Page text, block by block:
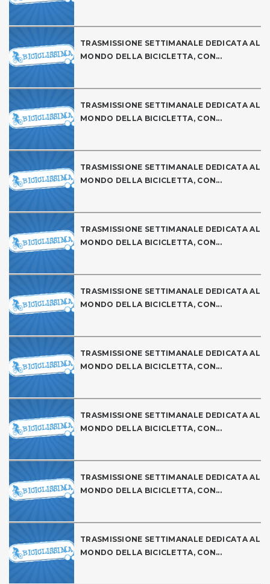
TRASMISSIONE SETTIMANALE DEDICATA AL
MONDO DELLA BICICLETTA, CON...
TRASMISSIONE SETTIMANALE DEDICATA AL
MONDO DELLA BICICLETTA, CON...
TRASMISSIONE SETTIMANALE DEDICATA AL
MONDO DELLA BICICLETTA, CON...
TRASMISSIONE SETTIMANALE DEDICATA AL
MONDO DELLA BICICLETTA, CON...
TRASMISSIONE SETTIMANALE DEDICATA AL
MONDO DELLA BICICLETTA, CON...
TRASMISSIONE SETTIMANALE DEDICATA AL
MONDO DELLA BICICLETTA, CON...
TRASMISSIONE SETTIMANALE DEDICATA AL
MONDO DELLA BICICLETTA, CON...
TRASMISSIONE SETTIMANALE DEDICATA AL
MONDO DELLA BICICLETTA, CON...
TRASMISSIONE SETTIMANALE DEDICATA AL
MONDO DELLA BICICLETTA, CON...